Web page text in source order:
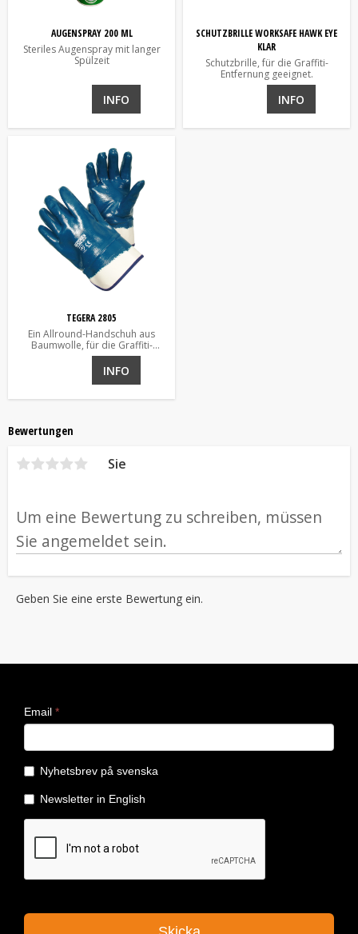
Bewertungen
Sie
Geben Sie eine erste Bewertung ein.
AUGENSPRAY 200 ML
Steriles Augenspray mit langer
Spülzeit
INFO
SCHUTZBRILLE WORKSAFE HAWK EYE
KLAR
Schutzbrille, für die Graffiti-
Entfernung geeignet.
INFO
TEGERA 2805
Ein Allround-Handschuh aus
Baumwolle, für die Graffiti-
Entfernung geeignet
INFO